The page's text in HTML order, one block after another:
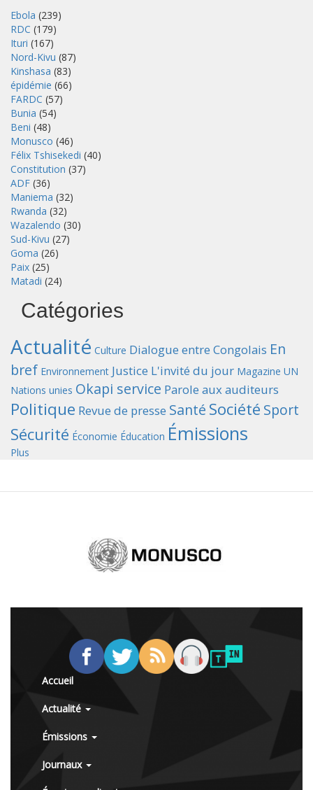
Ebola (239)
RDC (179)
Ituri (167)
Nord-Kivu (87)
Kinshasa (83)
épidémie (66)
FARDC (57)
Bunia (54)
Beni (48)
Monusco (46)
Félix Tshisekedi (40)
Constitution (37)
ADF (36)
Maniema (32)
Rwanda (32)
Wazalendo (30)
Sud-Kivu (27)
Goma (26)
Paix (25)
Matadi (24)
Catégories
Actualité Culture Dialogue entre Congolais En
bref Environnement Justice L'invité du jour Magazine UN
Nations unies Okapi service Parole aux auditeurs
Politique Revue de presse Santé Société Sport
Sécurité Économie Éducation Émissions
Plus
Accueil
Actualité
Émissions
Journaux